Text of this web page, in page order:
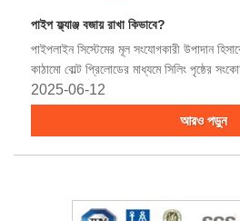
পাইপ ফ্ল্যাঞ্জ বজায় রাখা কিভাবে?
পাইপলাইন সিস্টেমের মূল সংযোগকারী উপাদান
কাঠামো বোল্ট প্রিলোডের মাধ্যমে সিলিং পৃষ্ঠের
2025-06-12
আরও পড়ুন